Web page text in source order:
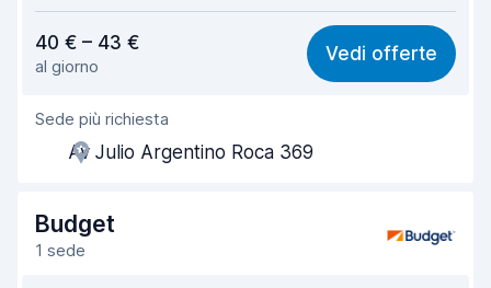
7,7
Facile da trovare 8,2
Gentilezza degli agenti
Rapidità del ritiro
Rapidità della riconsegna
40 € – 43 €
al giorno
Vedi offerte
Sede più richiesta
Av Julio Argentino Roca 369
Budget
1 sede